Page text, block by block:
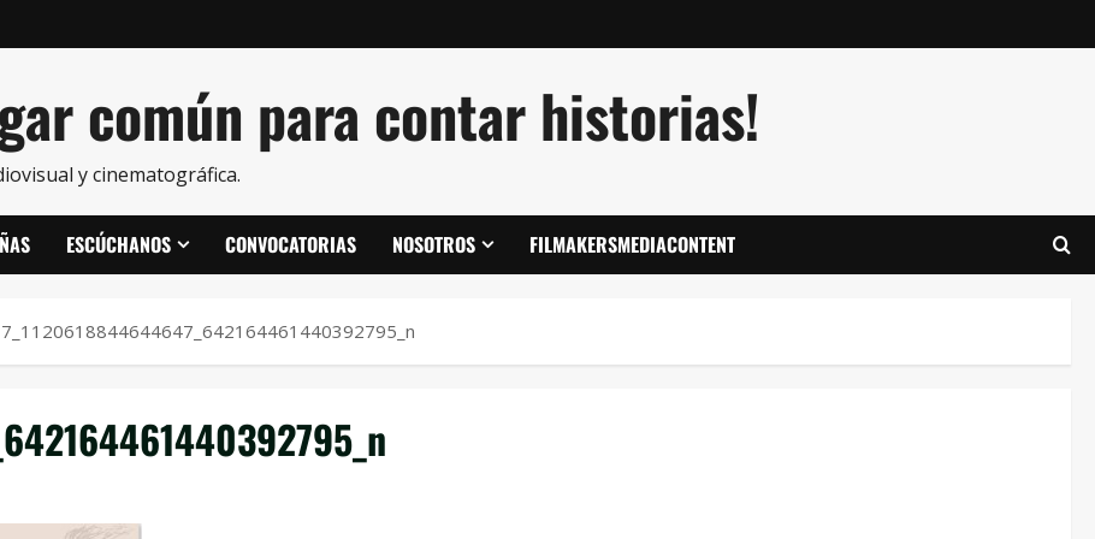
común para contar historias!
y cinematográfica.
ESCÚCHANOS CONVOCATORIAS NOSOTROS FILMAKERSMEDIACONTENT